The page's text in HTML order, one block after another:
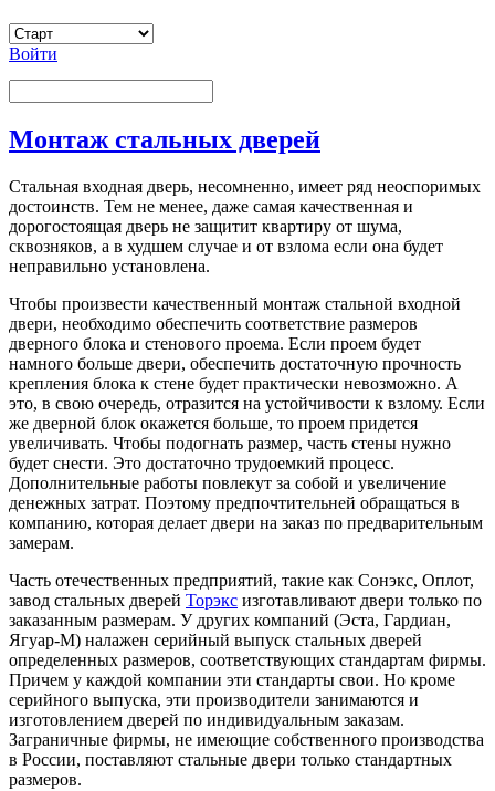
Войти
Монтаж стальных дверей
Стальная входная дверь, несомненно, имеет ряд неоспоримых
достоинств. Тем не менее, даже самая качественная и
дорогостоящая дверь не защитит квартиру от шума,
сквозняков, а в худшем случае и от взлома если она будет
неправильно установлена.
Чтобы произвести качественный монтаж стальной входной
двери, необходимо обеспечить соответствие размеров
дверного блока и стенового проема. Если проем будет
намного больше двери, обеспечить достаточную прочность
крепления блока к стене будет практически невозможно. А
это, в свою очередь, отразится на устойчивости к взлому. Если
же дверной блок окажется больше, то проем придется
увеличивать. Чтобы подогнать размер, часть стены нужно
будет снести. Это достаточно трудоемкий процесс.
Дополнительные работы повлекут за собой и увеличение
денежных затрат. Поэтому предпочтительней обращаться в
компанию, которая делает двери на заказ по предварительным
замерам.
Часть отечественных предприятий, такие как Сонэкс, Оплот,
завод стальных дверей Торэкс изготавливают двери только по
заказанным размерам. У других компаний (Эста, Гардиан,
Ягуар-М) налажен серийный выпуск стальных дверей
определенных размеров, соответствующих стандартам фирмы.
Причем у каждой компании эти стандарты свои. Но кроме
серийного выпуска, эти производители занимаются и
изготовлением дверей по индивидуальным заказам.
Заграничные фирмы, не имеющие собственного производства
в России, поставляют стальные двери только стандартных
размеров.